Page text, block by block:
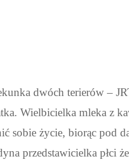
dwóch terierów –
Wielbicielka mleka z
sobie życie, biorąc pod
przedstawicielka płci